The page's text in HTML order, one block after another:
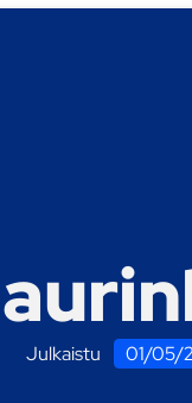
Julkaistu 01/05/